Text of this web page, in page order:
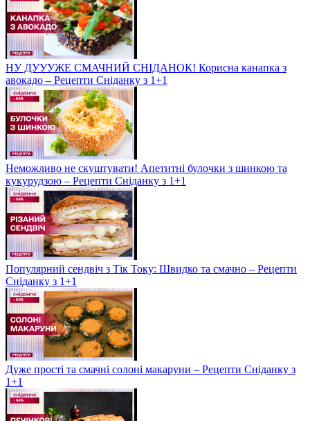
НУ ДУУУЖЕ СМАЧНИЙ СНІДАНОК! Корисна канапка з
авокадо – Рецепти Сніданку з 1+1
Неможливо не скуштувати! Апетитні булочки з шинкою та
кукурудзою – Рецепти Сніданку з 1+1
Популярний сендвіч з Тік Току: Швидко та смачно – Рецепти
Сніданку з 1+1
Дуже прості та смачні солоні макаруни – Рецепти Сніданку з
1+1